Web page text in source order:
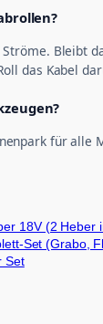
Bleibt
das Kabel
für
18V (2 Heber
Set (Grabo,
Set